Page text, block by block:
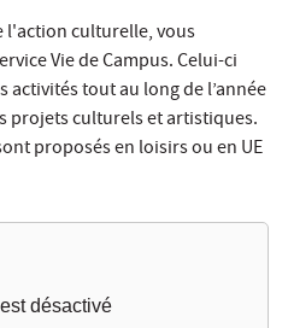
l'action culturelle, vous
Vie de Campus. Celui-ci
tout au long de l’année
projets culturels et artistiques.
proposés en loisirs ou en UE
désactivé